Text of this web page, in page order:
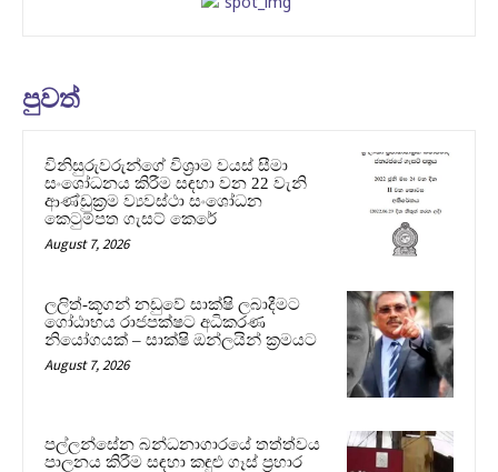
පුවත්
විනිසුරුවරුන්ගේ විශ්‍රාම වයස් සීමා
සංශෝධනය කිරීම සඳහා වන 22 වැනි
ආණ්ඩුක්‍රම ව්‍යවස්ථා සංශෝධන
කෙටුම්පත ගැසට් කෙරේ
August 7, 2026
ලලිත්-කූගන් නඩුවේ සාක්ෂි ලබාදීමට
ගෝඨාභය රාජපක්ෂට අධිකරණ
නියෝගයක් – සාක්ෂි ඔන්ලයින් ක්‍රමයට
August 7, 2026
පල්ලන්සේන බන්ධනාගාරයේ තත්ත්වය
පාලනය කිරීම සඳහා කඳුළු ගෑස් ප්‍රහාර